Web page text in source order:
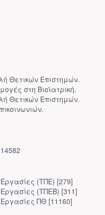
Θετικών Επιστημών.
στη Βιοϊατρική.
Θετικών Επιστημών.
(ΤΠΕ) [279]
(ΤΠΕΒ) [311]
ΠΘ [11160]